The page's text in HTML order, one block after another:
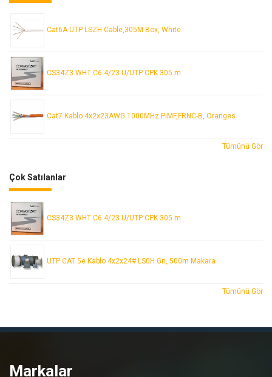
Cat6A UTP LSZH Cable,305M Box, White
CS34Z3 WHT C6 4/23 U/UTP CPK 305 m
Cat7 Kablo 4x2x23AWG 1000MHz PiMF,FRNC-B, Oranges
Tümünü Gör
Çok Satılanlar
CS34Z3 WHT C6 4/23 U/UTP CPK 305 m
UTP CAT 5e Kablo 4x2x24# LS0H Gri, 500m Makara
Tümünü Gör
Markalar